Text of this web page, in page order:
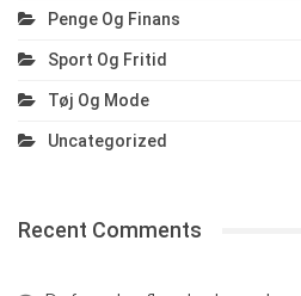
Penge Og Finans
Sport Og Fritid
Tøj Og Mode
Uncategorized
Recent Comments